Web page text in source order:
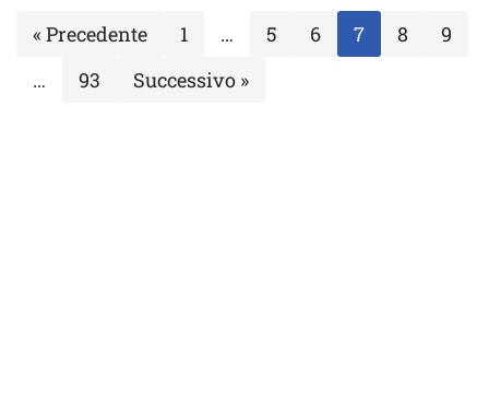
« Precedente 1 … 5 6 7 8
9
…
93 Successivo »